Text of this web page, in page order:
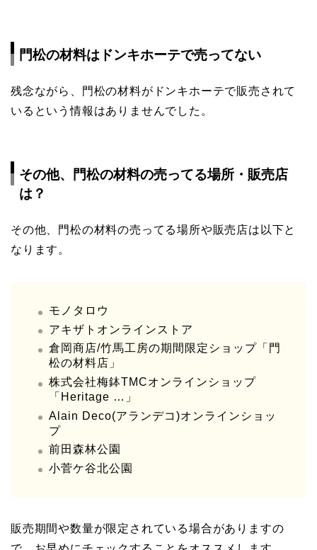
門松の材料はドンキホーテで売ってない
残念ながら、門松の材料がドンキホーテで販売されて
いるという情報はありませんでした。
その他、門松の材料の売ってる場所・販売店
は？
その他、門松の材料の売ってる場所や販売店は以下と
なります。
モノタロウ
アキザトオンラインストア
倉岡商店/竹馬工房の期間限定ショップ「門
松の材料店」
株式会社梅鉢TMCオンラインショップ
「Heritage …」
Alain Deco(アランデコ)オンラインショッ
プ
前田森林公園
小菅ケ谷北公園
販売期間や数量が限定されている場合がありますの